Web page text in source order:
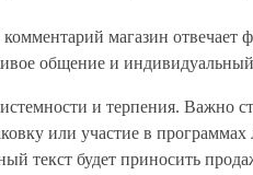
магазин отвечает
общение и
и терпения. Важно
или участие в
текст будет приносить